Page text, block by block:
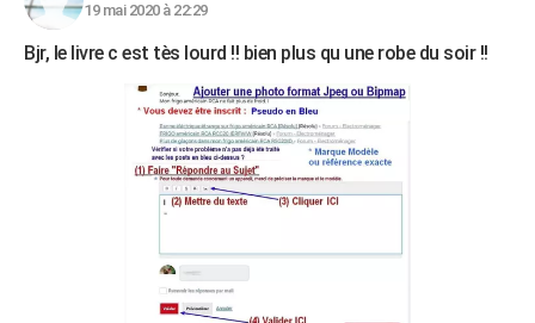
19 mai 2020 à 22:29
Bjr, le livre c est tès lourd !! bien plus qu une robe du soir !!